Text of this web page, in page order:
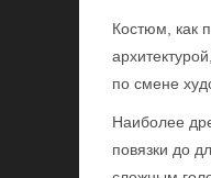
Костюм, как
по смене
Наиболее
повязки до